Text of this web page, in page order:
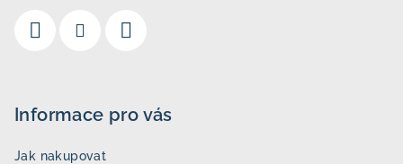
Informace pro vás
Jak nakupovat